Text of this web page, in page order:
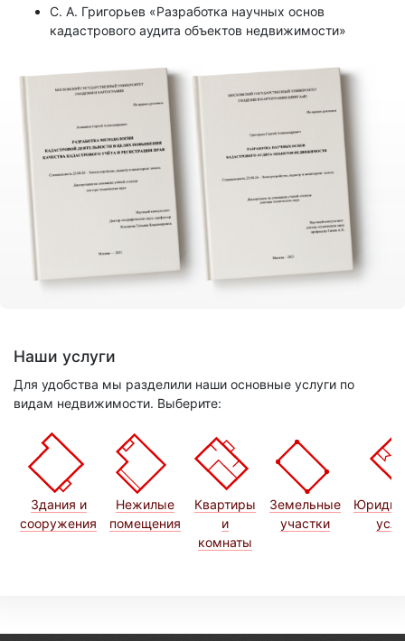
С. А. Григорьев «Разработка научных основ
кадастрового аудита объектов недвижимости»
Наши услуги
Для удобства мы разделили наши основные услуги по
видам недвижимости. Выберите:
Здания и
сооружения
Нежилые
помещения
Квартиры
и
комнаты
Земельные
участки